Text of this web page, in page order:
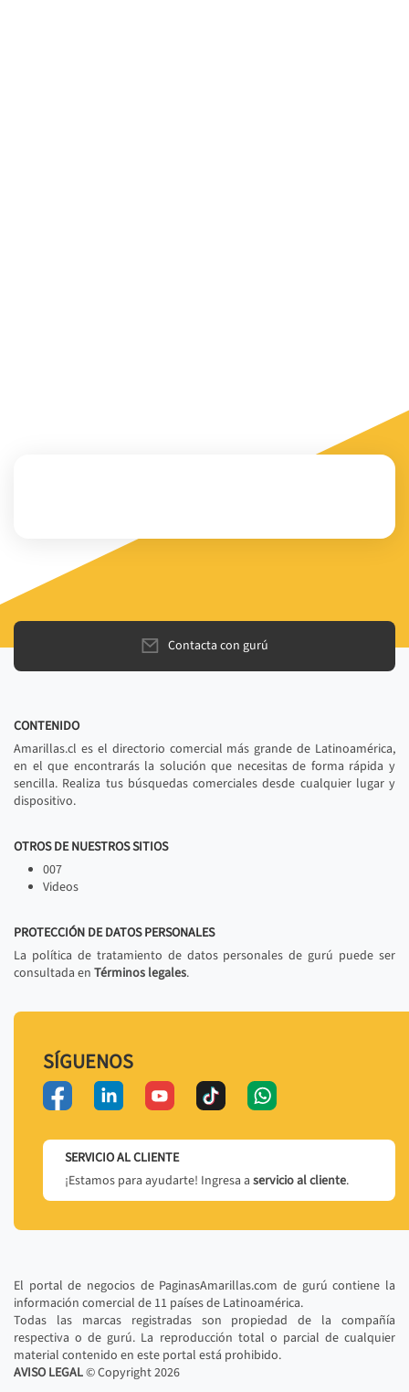
Contacta con gurú
CONTENIDO
Amarillas.cl es el directorio comercial más grande de Latinoamérica,
en el que encontrarás la solución que necesitas de forma rápida y
sencilla. Realiza tus búsquedas comerciales desde cualquier lugar y
dispositivo.
OTROS DE NUESTROS SITIOS
007
Videos
PROTECCIÓN DE DATOS PERSONALES
La política de tratamiento de datos personales de gurú puede ser
consultada en Términos legales.
SÍGUENOS
SERVICIO AL CLIENTE
¡Estamos para ayudarte! Ingresa a servicio al cliente.
El portal de negocios de PaginasAmarillas.com de gurú contiene la
información comercial de 11 países de Latinoamérica.
Todas las marcas registradas son propiedad de la compañía
respectiva o de gurú. La reproducción total o parcial de cualquier
material contenido en este portal está prohibido.
AVISO LEGAL© Copyright2026